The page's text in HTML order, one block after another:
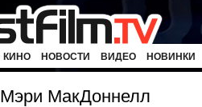
КИНО НОВОСТИ ВИДЕО НОВИНКИ
Мэри МакДоннелл